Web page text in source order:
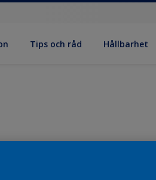
Tips och råd Hållbarhet